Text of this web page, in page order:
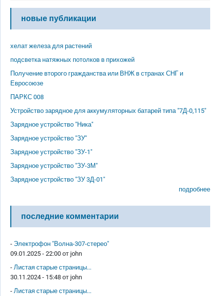
новые публикации
хелат железа для растений
подсветка натяжных потолков в прихожей
Получение второго гражданства или ВНЖ в странах СНГ и
Евросоюзе
ПАРКС 008
Устройство зарядное для аккумуляторных батарей типа "7Д-0,115"
Зарядное устройство "Ника"
Зарядное устройство "ЗУ"
Зарядное устройство "ЗУ-1"
Зарядное устройство "ЗУ-3М"
Зарядное устройство "ЗУ 3Д-01"
подробнее
последние комментарии
- Электрофон "Волна-307-стерео"
09.01.2025 - 22:00 от john
- Листая старые страницы...
30.11.2024 - 15:48 от john
- Листая старые страницы...